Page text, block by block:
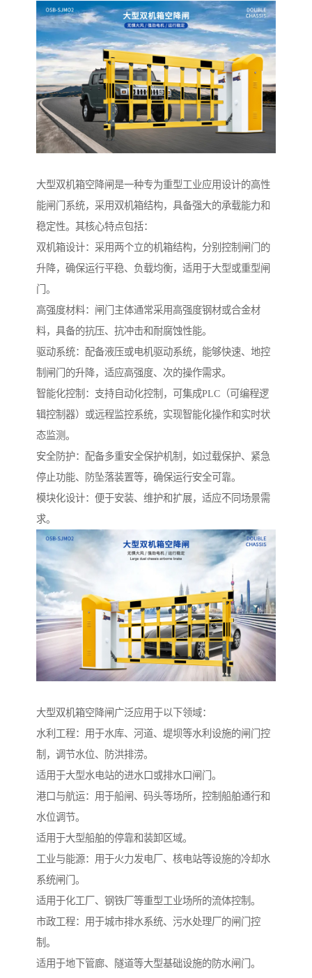
大型双机箱空降闸是一种专为重型工业应用设计的高性
能闸门系统，采用双机箱结构，具备强大的承载能力和
稳定性。其核心特点包括：
双机箱设计：采用两个立的机箱结构，分别控制闸门的
升降，确保运行平稳、负载均衡，适用于大型或重型闸
门。
高强度材料：闸门主体通常采用高强度钢材或合金材
料，具备的抗压、抗冲击和耐腐蚀性能。
驱动系统：配备液压或电机驱动系统，能够快速、地控
制闸门的升降，适应高强度、次的操作需求。
智能化控制：支持自动化控制，可集成PLC（可编程逻
辑控制器）或远程监控系统，实现智能化操作和实时状
态监测。
安全防护：配备多重安全保护机制，如过载保护、紧急
停止功能、防坠落装置等，确保运行安全可靠。
模块化设计：便于安装、维护和扩展，适应不同场景需
求。
大型双机箱空降闸广泛应用于以下领域：
水利工程：用于水库、河道、堤坝等水利设施的闸门控
制，调节水位、防洪排涝。
适用于大型水电站的进水口或排水口闸门。
港口与航运：用于船闸、码头等场所，控制船舶通行和
水位调节。
适用于大型船舶的停靠和装卸区域。
工业与能源：用于火力发电厂、核电站等设施的冷却水
系统闸门。
适用于化工厂、钢铁厂等重型工业场所的流体控制。
市政工程：用于城市排水系统、污水处理厂的闸门控
制。
适用于地下管廊、隧道等大型基础设施的防水闸门。